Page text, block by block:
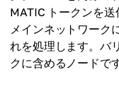
MATIC トークンを
メインネットワーク
れを処理します。バ
クに含めるノードです